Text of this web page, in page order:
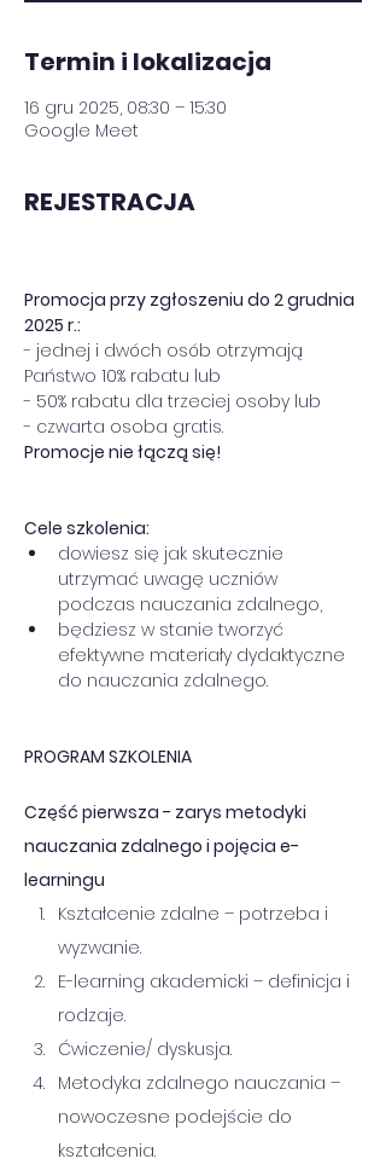
Termin i lokalizacja
16 gru 2025, 08:30 – 15:30
Google Meet
REJESTRACJA
Promocja przy zgłoszeniu do 2 grudnia
2025 r.:
- jednej i dwóch osób otrzymają
Państwo 10% rabatu lub
- 50% rabatu dla trzeciej osoby lub
- czwarta osoba gratis.
Promocje nie łączą się!
Cele szkolenia:
dowiesz się jak skutecznie
utrzymać uwagę uczniów
podczas nauczania zdalnego,
będziesz w stanie tworzyć
efektywne materiały dydaktyczne
do nauczania zdalnego.
PROGRAM SZKOLENIA
Część pierwsza - zarys metodyki
nauczania zdalnego i pojęcia e-
learningu
Kształcenie zdalne – potrzeba i
wyzwanie.
E-learning akademicki – definicja i
rodzaje.
Ćwiczenie/ dyskusja.
Metodyka zdalnego nauczania –
nowoczesne podejście do
kształcenia.